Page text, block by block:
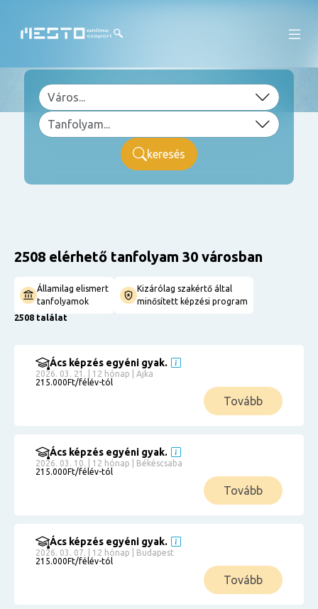
keresés
2508 elérhető tanfolyam 30 városban
Államilag elismert
tanfolyamok
Kizárólag szakértő által
minősített képzési program
2508 találat
Ács képzés egyéni gyak.
2026. 03. 21. | 12 hónap | Ajka
215.000Ft/félév-tól
Tovább
Ács képzés egyéni gyak.
2026. 03. 10. | 12 hónap | Békéscsaba
215.000Ft/félév-tól
Tovább
Ács képzés egyéni gyak.
2026. 03. 07. | 12 hónap | Budapest
215.000Ft/félév-tól
Tovább